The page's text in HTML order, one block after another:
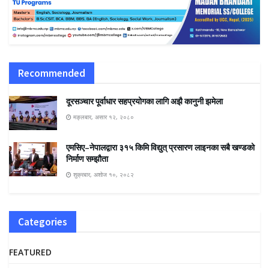
Recommended
दूरसञ्चार पूर्वाधार सहप्रयोगका लागि अझै कानुनी झमेला
मङ्लबार, असार १२, २०८०
एमसिए–नेपालद्वारा ३१५ किमि विद्युत् प्रसारण लाइनका सबै खण्डको
निर्माण सम्झौता
शुक्रबार, अशोज १०, २०८२
Categories
FEATURED